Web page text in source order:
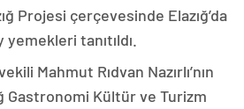
Projesi çerçevesinde Elazığ’da
tanıtıldı.
Mahmut Rıdvan Nazırlı’nın
Gastronomi Kültür ve Turizm